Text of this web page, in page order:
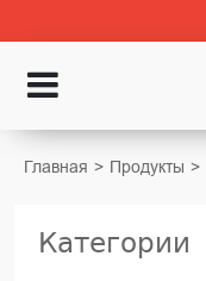
Главная Продукты
Категории